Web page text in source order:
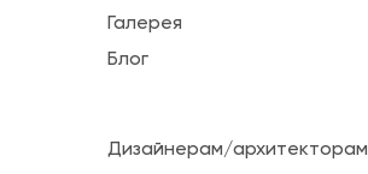
Галерея
Блог
Дизайнерам/архитекторам